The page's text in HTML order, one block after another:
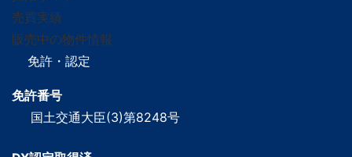
売買実績
販売中の物件情報
免許・認定
免許番号
国土交通大臣(3)第8248号